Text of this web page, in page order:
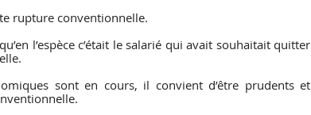
rupture conventionnelle.
l’espèce c’était le salarié qui avait souhaitait quitter
sont en cours, il convient d’être prudents et